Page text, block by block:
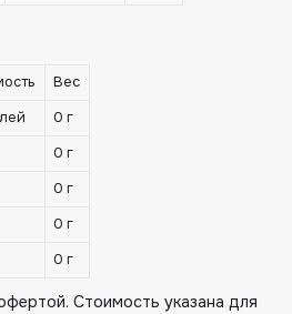
Вес
0 г
0 г
0 г
0 г
0 г
Стоимость указана для